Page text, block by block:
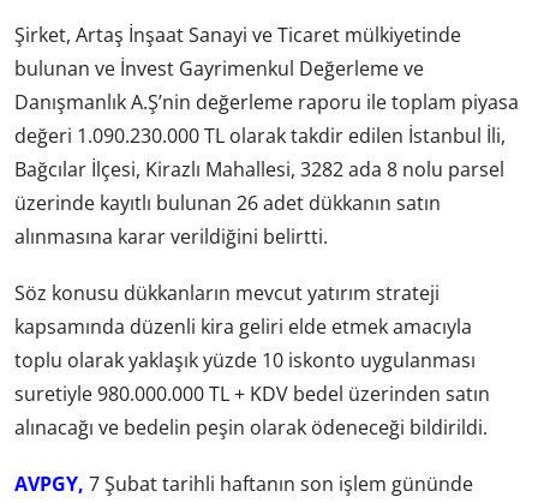
Şirket, Artaş İnşaat Sanayi ve Ticaret mülkiyetinde
bulunan ve İnvest Gayrimenkul Değerleme ve
Danışmanlık A.Ş’nin değerleme raporu ile toplam piyasa
değeri 1.090.230.000 TL olarak takdir edilen İstanbul İli,
Bağcılar İlçesi, Kirazlı Mahallesi, 3282 ada 8 nolu parsel
üzerinde kayıtlı bulunan 26 adet dükkanın satın
alınmasına karar verildiğini belirtti.
Söz konusu dükkanların mevcut yatırım strateji
kapsamında düzenli kira geliri elde etmek amacıyla
toplu olarak yaklaşık yüzde 10 iskonto uygulanması
suretiyle 980.000.000 TL + KDV bedel üzerinden satın
alınacağı ve bedelin peşin olarak ödeneceği bildirildi.
AVPGY, 7 Şubat tarihli haftanın son işlem gününde